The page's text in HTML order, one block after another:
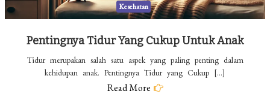
Kesehatan
Pentingnya Tidur Yang Cukup Untuk Anak
Tidur merupakan salah satu aspek yang paling penting dalam
kehidupan anak. Pentingnya Tidur yang Cukup […]
Read More